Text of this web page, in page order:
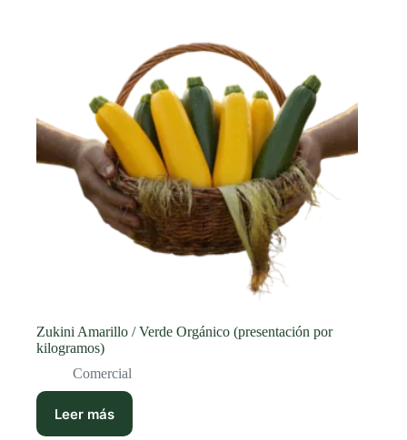
Zukini Amarillo / Verde Orgánico (presentación por
kilogramos)
Comercial
Leer más